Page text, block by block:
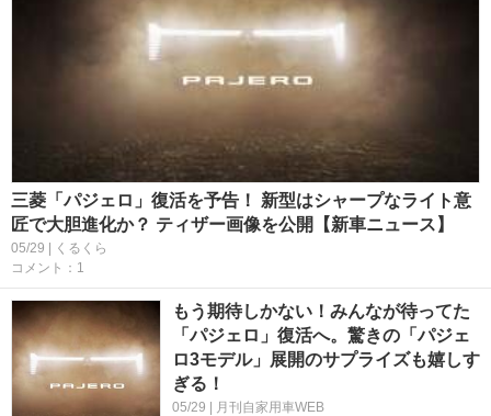
三菱「パジェロ」復活を予告！ 新型はシャープなライト意
匠で大胆進化か？ ティザー画像を公開【新車ニュース】
05/29 | くるくら
コメント：1
もう期待しかない！みんなが待ってた
「パジェロ」復活へ。驚きの「パジェ
ロ3モデル」展開のサプライズも嬉しす
ぎる！
05/29 | 月刊自家用車WEB